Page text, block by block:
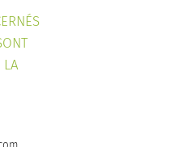
LA